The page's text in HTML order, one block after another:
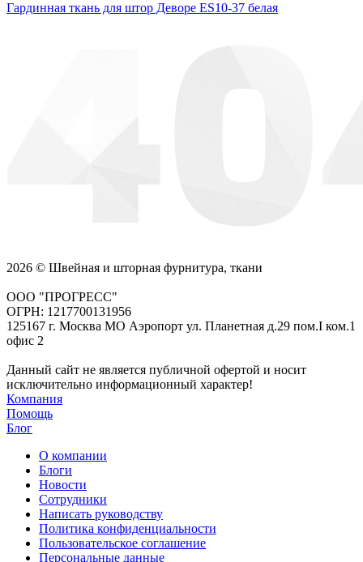
Гардинная ткань для штор Деворе ES10-37 белая
2026 © Швейная и шторная фурнитура, ткани
ООО "ПРОГРЕСС"
ОГРН: 1217700131956
125167 г. Москва МО Аэропорт ул. Планетная д.29 пом.I ком.1
офис 2
Данный сайт не является публичной офертой и носит
исключительно информационный характер!
Компания
Помощь
Блог
О компании
Блоги
Новости
Сотрудники
Написать руководству
Политика конфиденциальности
Пользовательское соглашение
Персональные данные